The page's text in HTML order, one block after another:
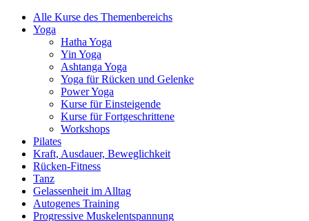
Alle Kurse des Themenbereichs
Yoga
Hatha Yoga
Yin Yoga
Ashtanga Yoga
Yoga für Rücken und Gelenke
Power Yoga
Kurse für Einsteigende
Kurse für Fortgeschrittene
Workshops
Pilates
Kraft, Ausdauer, Beweglichkeit
Rücken-Fitness
Tanz
Gelassenheit im Alltag
Autogenes Training
Progressive Muskelentspannung